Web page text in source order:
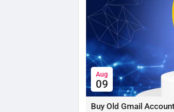
Aug
09
Buy Old Gmail